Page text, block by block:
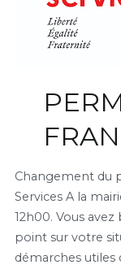
Changement du
Services A la
12h00. Vous
point sur votre
démarches utiles